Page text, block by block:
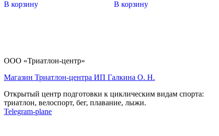
В корзину В корзину
ООО «Триатлон-центр»
Магазин Триатлон-центра ИП Галкина О. Н.
Открытый центр подготовки к циклическим видам спорта:
триатлон, велоспорт, бег, плавание, лыжи.
Telegram-plane